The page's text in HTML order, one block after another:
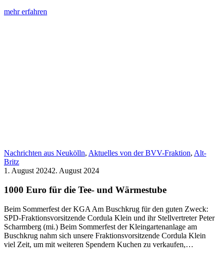
mehr erfahren
Nachrichten aus Neukölln, Aktuelles von der BVV-Fraktion, Alt-
Britz
1. August 20242. August 2024
1000 Euro für die Tee- und Wärmestube
Beim Sommerfest der KGA Am Buschkrug für den guten Zweck:
SPD-Fraktionsvorsitzende Cordula Klein und ihr Stellvertreter Peter
Scharmberg (mi.) Beim Sommerfest der Kleingartenanlage am
Buschkrug nahm sich unsere Fraktionsvorsitzende Cordula Klein
viel Zeit, um mit weiteren Spendern Kuchen zu verkaufen,…